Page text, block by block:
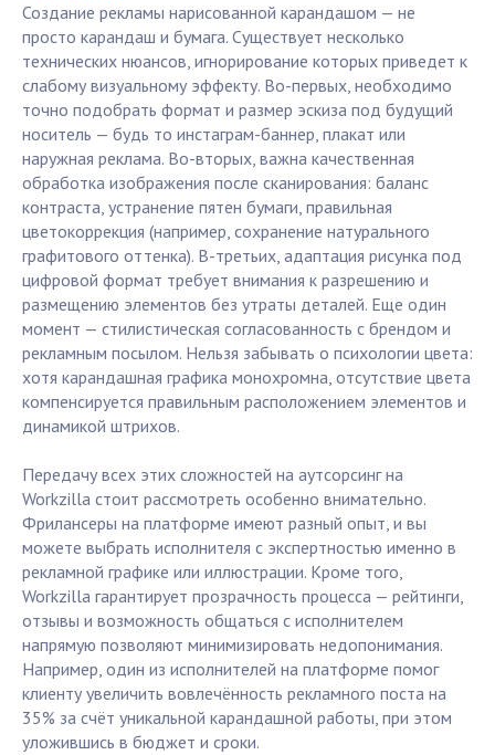
Создание рекламы нарисованной карандашом — не
просто карандаш и бумага. Существует несколько
технических нюансов, игнорирование которых приведет к
слабому визуальному эффекту. Во-первых, необходимо
точно подобрать формат и размер эскиза под будущий
носитель — будь то инстаграм-баннер, плакат или
наружная реклама. Во-вторых, важна качественная
обработка изображения после сканирования: баланс
контраста, устранение пятен бумаги, правильная
цветокоррекция (например, сохранение натурального
графитового оттенка). В-третьих, адаптация рисунка под
цифровой формат требует внимания к разрешению и
размещению элементов без утраты деталей. Еще один
момент — стилистическая согласованность с брендом и
рекламным посылом. Нельзя забывать о психологии цвета:
хотя карандашная графика монохромна, отсутствие цвета
компенсируется правильным расположением элементов и
динамикой штрихов.
Передачу всех этих сложностей на аутсорсинг на
Workzilla стоит рассмотреть особенно внимательно.
Фрилансеры на платформе имеют разный опыт, и вы
можете выбрать исполнителя с экспертностью именно в
рекламной графике или иллюстрации. Кроме того,
Workzilla гарантирует прозрачность процесса — рейтинги,
отзывы и возможность общаться с исполнителем
напрямую позволяют минимизировать недопонимания.
Например, один из исполнителей на платформе помог
клиенту увеличить вовлечённость рекламного поста на
35% за счёт уникальной карандашной работы, при этом
уложившись в бюджет и сроки.